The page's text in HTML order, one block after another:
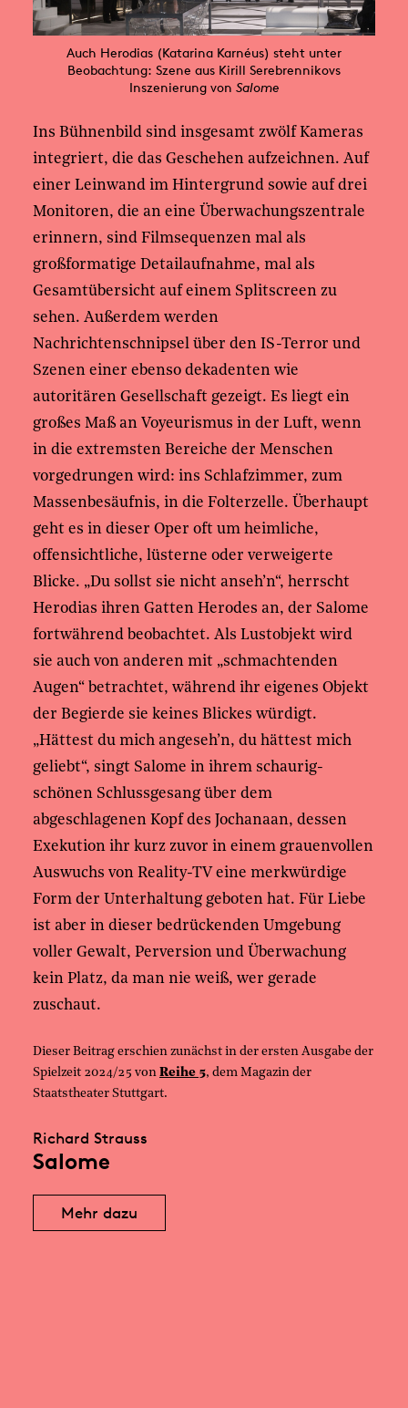
Auch Herodias (Katarina Karnéus) steht unter
Beobachtung: Szene aus Kirill Serebrennikovs
Inszenierung von Salome
Ins Bühnenbild sind insgesamt zwölf Kameras
integriert, die das Geschehen aufzeichnen. Auf
einer Leinwand im Hintergrund sowie auf drei
Monitoren, die an eine Überwachungszentrale
erinnern, sind Filmsequenzen mal als
großformatige Detailaufnahme, mal als
Gesamtübersicht auf einem Splitscreen zu
sehen. Außerdem werden
Nachrichtenschnipsel über den IS-Terror und
Szenen einer ebenso dekadenten wie
autoritären Gesellschaft gezeigt. Es liegt ein
großes Maß an Voyeurismus in der Luft, wenn
in die extremsten Bereiche der Menschen
vorgedrungen wird: ins Schlafzimmer, zum
Massenbesäufnis, in die Folterzelle. Überhaupt
geht es in dieser Oper oft um heimliche,
offensichtliche, lüsterne oder verweigerte
Blicke. „Du sollst sie nicht anseh’n“, herrscht
Herodias ihren Gatten Herodes an, der Salome
fortwährend beobachtet. Als Lustobjekt wird
sie auch von anderen mit „schmachtenden
Augen“ betrachtet, während ihr eigenes Objekt
der Begierde sie keines Blickes würdigt.
„Hättest du mich angeseh’n, du hättest mich
geliebt“, singt Salome in ihrem schaurig-
schönen Schlussgesang über dem
abgeschlagenen Kopf des Jochanaan, dessen
Exekution ihr kurz zuvor in einem grauenvollen
Auswuchs von Reality-TV eine merkwürdige
Form der Unterhaltung geboten hat. Für Liebe
ist aber in dieser bedrückenden Umgebung
voller Gewalt, Perversion und Überwachung
kein Platz, da man nie weiß, wer gerade
zuschaut.
Dieser Beitrag erschien zunächst in der ersten Ausgabe der
Spielzeit 2024/25 von Reihe 5, dem Magazin der
Staatstheater Stuttgart.
Richard Strauss
Salome
Mehr dazu